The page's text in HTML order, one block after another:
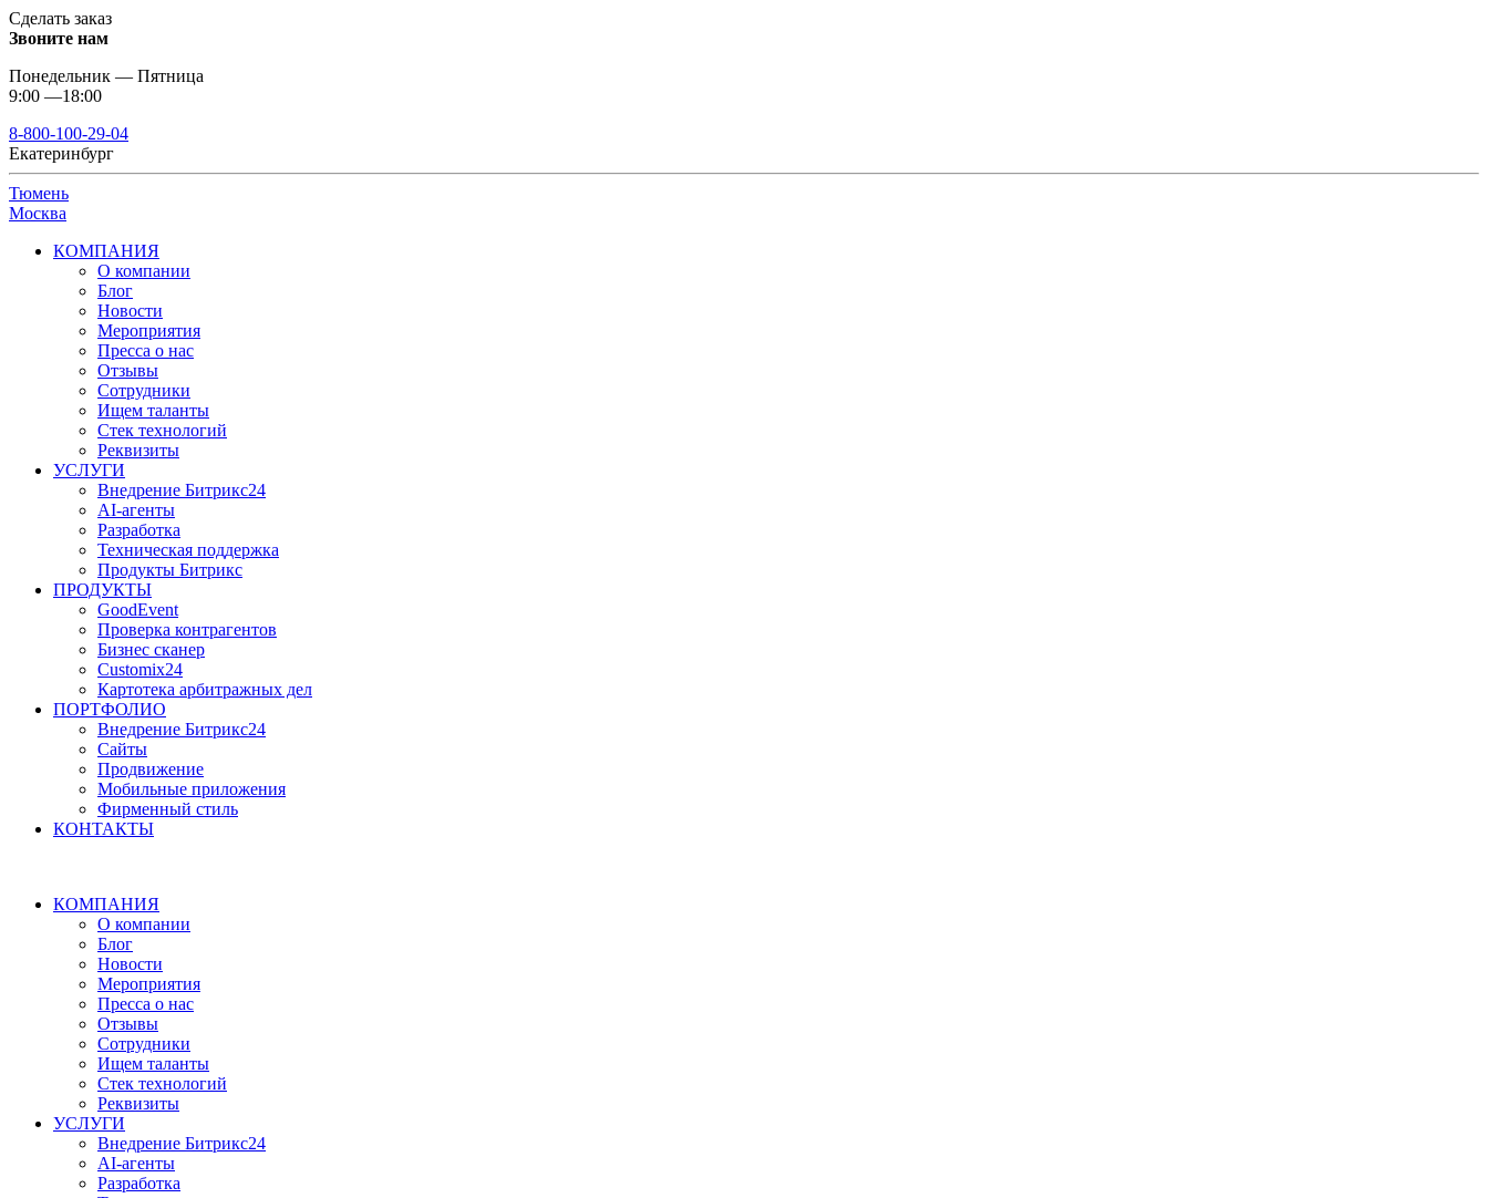
Сделать заказ
Звоните нам
Понедельник — Пятница
9:00 —18:00
8-800-100-29-04
Екатеринбург
Тюмень
Москва
КОМПАНИЯ
О компании
Блог
Новости
Мероприятия
Пресса о нас
Отзывы
Сотрудники
Ищем таланты
Стек технологий
Реквизиты
УСЛУГИ
Внедрение Битрикс24
AI-агенты
Разработка
Техническая поддержка
Продукты Битрикс
ПРОДУКТЫ
GoodEvent
Проверка контрагентов
Бизнес сканер
Customix24
Картотека арбитражных дел
ПОРТФОЛИО
Внедрение Битрикс24
Сайты
Продвижение
Мобильные приложения
Фирменный стиль
КОНТАКТЫ
КОМПАНИЯ
О компании
Блог
Новости
Мероприятия
Пресса о нас
Отзывы
Сотрудники
Ищем таланты
Стек технологий
Реквизиты
УСЛУГИ
Внедрение Битрикс24
AI-агенты
Разработка